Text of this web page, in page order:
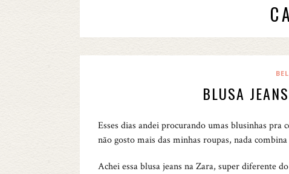
BLUSA
Esses dias andei procurando umas blusinhas
não gosto mais das minhas roupas, nada
Achei essa blusa jeans na Zara, super diferente